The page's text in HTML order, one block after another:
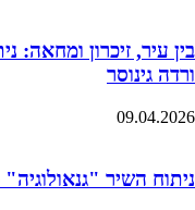
בין עיר, זיכרון
ורדה גינוסר
09.04.2026
ניתוח השיר